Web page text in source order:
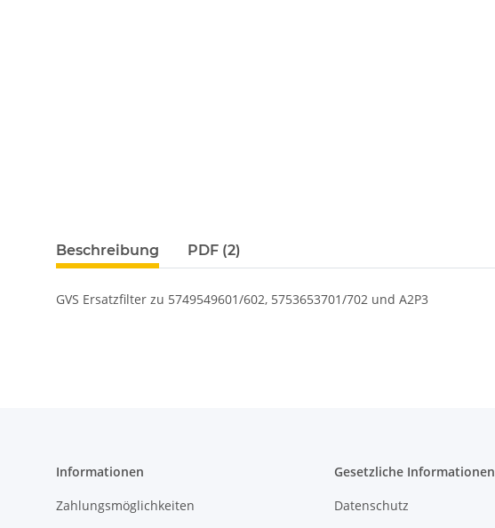
weitere Registerkarten anzeigen
Beschreibung PDF (2)
GVS Ersatzfilter zu 5749549601/602, 5753653701/702 und A2P3
Informationen
Zahlungsmöglichkeiten
Gesetzliche Informationen
Datenschutz